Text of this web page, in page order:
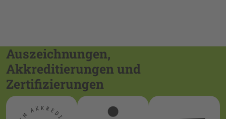
Auszeichnungen,
Akkreditierungen und
Zertifizierungen